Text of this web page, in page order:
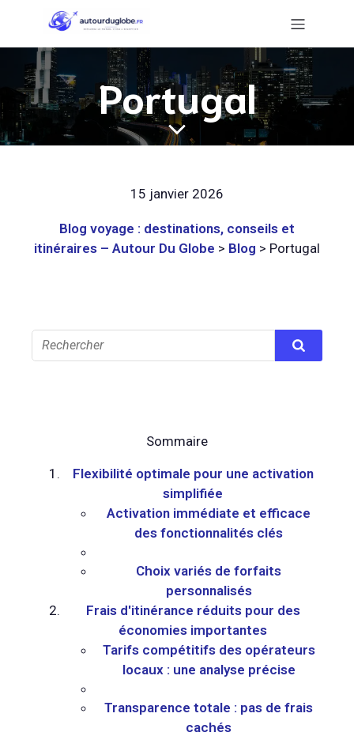
Portugal
15 janvier 2026
Blog voyage : destinations, conseils et
itinéraires – Autour Du Globe > Blog > Portugal
Sommaire
Flexibilité optimale pour une activation
simplifiée
Activation immédiate et efficace
des fonctionnalités clés
Choix variés de forfaits
personnalisés
Frais d'itinérance réduits pour des
économies importantes
Tarifs compétitifs des opérateurs
locaux : une analyse précise
Transparence totale : pas de frais
cachés